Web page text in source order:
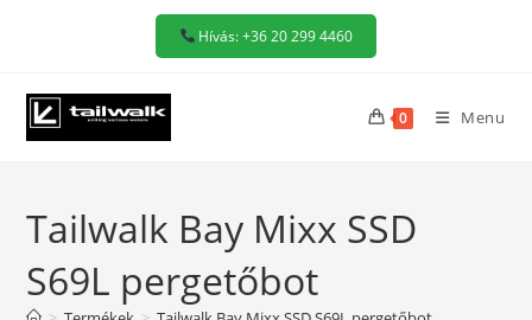
Hívás: +36 20 299 4460
0 Menu
Tailwalk Bay Mixx SSD
S69L pergetőbot